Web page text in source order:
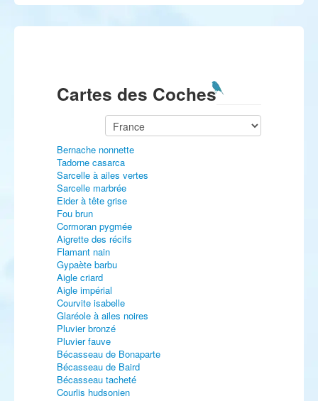
Cartes des Coches
Bernache nonnette
Tadorne casarca
Sarcelle à ailes vertes
Sarcelle marbrée
Eider à tête grise
Fou brun
Cormoran pygmée
Aigrette des récifs
Flamant nain
Gypaète barbu
Aigle criard
Aigle impérial
Courvite isabelle
Glaréole à ailes noires
Pluvier bronzé
Pluvier fauve
Bécasseau de Bonaparte
Bécasseau de Baird
Bécasseau tacheté
Courlis hudsonien